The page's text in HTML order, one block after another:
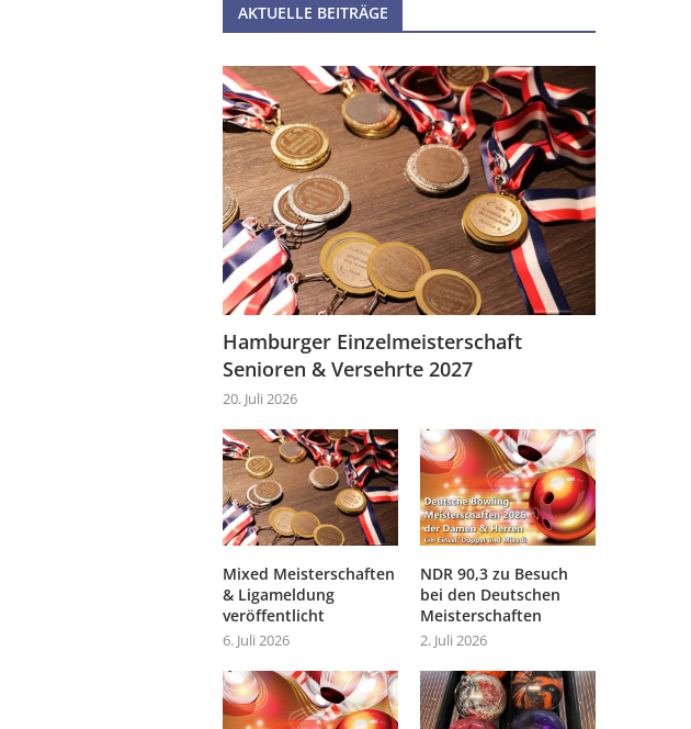
AKTUELLE BEITRÄGE
Hamburger Einzelmeisterschaft
Senioren & Versehrte 2027
20. Juli 2026
Mixed Meisterschaften
& Ligameldung
veröffentlicht
6. Juli 2026
NDR 90,3 zu Besuch
bei den Deutschen
Meisterschaften
2. Juli 2026